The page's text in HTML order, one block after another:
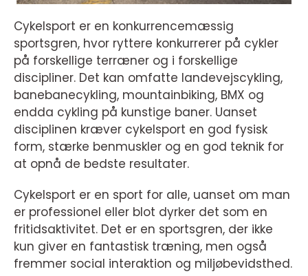
Cykelsport er en konkurrencemæssig
sportsgren, hvor ryttere konkurrerer på cykler
på forskellige terræner og i forskellige
discipliner. Det kan omfatte landevejscykling,
banebanecykling, mountainbiking, BMX og
endda cykling på kunstige baner. Uanset
disciplinen kræver cykelsport en god fysisk
form, stærke benmuskler og en god teknik for
at opnå de bedste resultater.
Cykelsport er en sport for alle, uanset om man
er professionel eller blot dyrker det som en
fritidsaktivitet. Det er en sportsgren, der ikke
kun giver en fantastisk træning, men også
fremmer social interaktion og miljøbevidsthed.